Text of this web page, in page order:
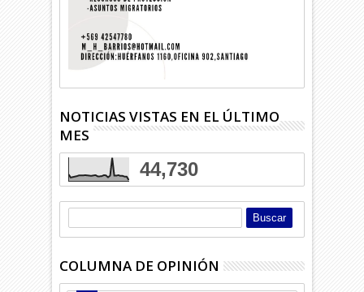
NOTICIAS VISTAS EN EL ÚLTIMO
MES
44,730
COLUMNA DE OPINIÓN